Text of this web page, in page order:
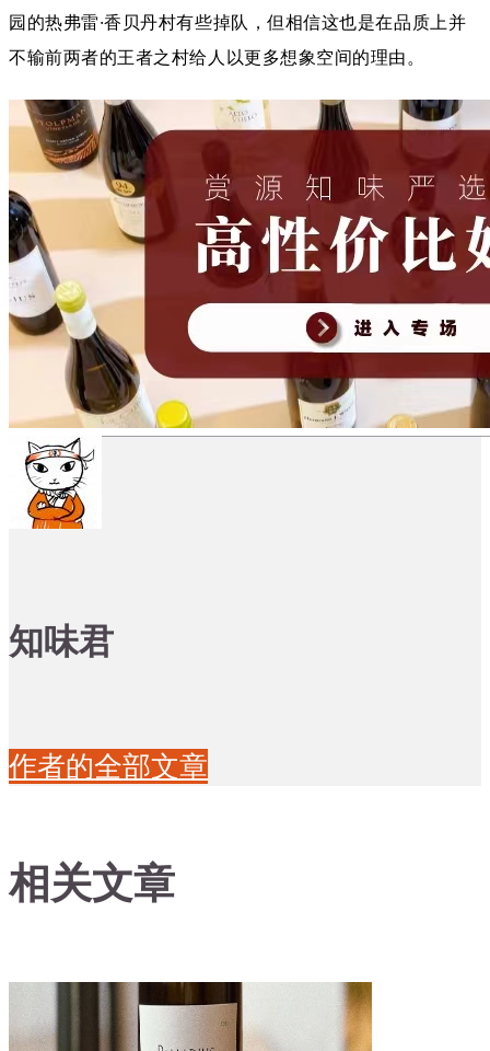
园的热弗雷·香贝丹村有些掉队，但相信这也是在品质上并
不输前两者的王者之村给人以更多想象空间的理由。
知味君
作者的全部文章
相关文章